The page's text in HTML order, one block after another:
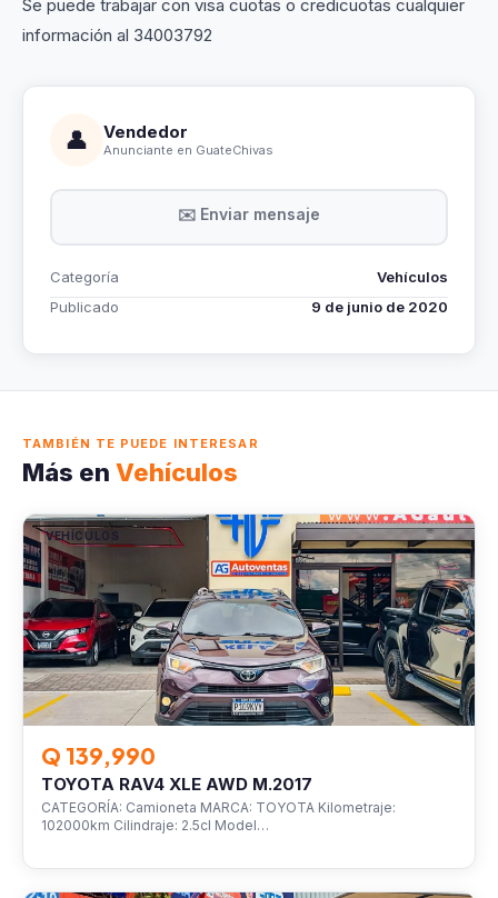
Se puede trabajar con visa cuotas o credicuotas cualquier
información al 34003792
👤 Vendedor
Anunciante en GuateChivas
✉️ Enviar mensaje
Categoría
Vehículos
Publicado
9 de junio de 2020
TAMBIÉN TE PUEDE INTERESAR
Más en Vehículos
VEHÍCULOS
Q 139,990
TOYOTA RAV4 XLE AWD M.2017
CATEGORÍA: Camioneta MARCA: TOYOTA Kilometraje:
102000km Cilindraje: 2.5cl Model…